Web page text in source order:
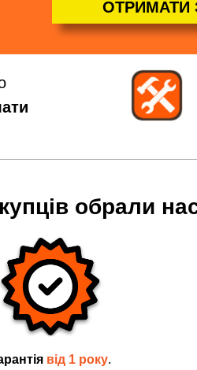
ОТРИМАТИ
обрали
від 1 року.